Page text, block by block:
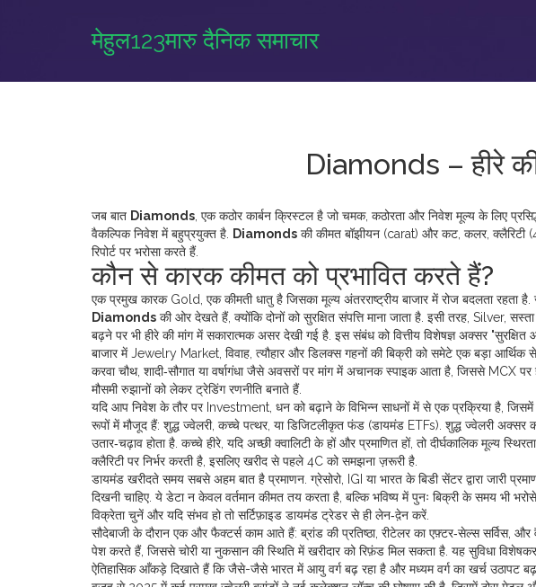
मेहुल123मारु दैनिक समाचार
Diamonds – हीरे की
जब बात Diamonds एक कठोर कार्बन क्रिस्टल है जो चमक, कठोरता और निवेश मूल्य के लिए
वैकल्पिक निवेश में बहुप्रयुक्त है.
Diamonds की कीमत बॉझीयन (carat) और कट, कलर, क्लैरिटी
रिपोर्ट पर भरोसा करते हैं.
कौन से कारक कीमत को प्रभावित करते हैं?
एक प्रमुख कारक Gold एक कीमती धातु है जिसका मूल्य अंतरराष्ट्रीय बाजार में रोज बदलता रहता है
Diamonds की ओर देखते हैं, क्योंकि दोनों को सुरक्षित संपत्ति माना जाता है. इसी तरह, Silver,
बढ़ने पर भी हीरे की मांग में सकारात्मक असर देखी गई है. इस संबंध को वित्तीय विशेषज्ञ अक्सर
बाजार में Jewelry Market विवाह, त्यौहार और डिलक्स गहनों की बिक्री को समेटे एक बड़ा आर्थिक
करवा चौथ, शादी‑सौगात या वर्षागंधा जैसे अवसरों पर मांग में अचानक स्पाइक आता है, जिससे
मौसमी रुझानों को लेकर ट्रेडिंग रणनीति बनाते हैं.
यदि आप निवेश के तौर पर Investment धन को बढ़ाने के विभिन्न साधनों में से एक प्रक्रिया है, जिसमें
रूपों में मौजूद हैं: शुद्ध ज्वेलरी, कच्चे पत्थर, या डिजिटलीकृत फंड (डायमंड ETFs). शुद्ध ज्वेलरी
उतार‑चढ़ाव होता है. कच्चे हीरे, यदि अच्छी क्वालिटी के हों और प्रमाणित हों, तो दीर्घकालिक मूल्य
क्लैरिटी पर निर्भर करती है, इसलिए खरीद से पहले 4C को समझना ज़रूरी है.
डायमंड खरीदते समय सबसे अहम बात है प्रमाणन. ग्रेसोरो, IGI या भारत के बिडी सेंटर द्वारा जारी
दिखनी चाहिए. ये डेटा न केवल वर्तमान कीमत तय करता है, बल्कि भविष्य में पुनः बिक्री के समय भी
विक्रेता चुनें और यदि संभव हो तो सर्टिफ़ाइड डायमंड ट्रेडर से ही लेन‑दे़न करें.
सौदेबाजी के दौरान एक और फैक्टर्स काम आते हैं: ब्रांड की प्रतिष्ठा, रीटेलर का एफ़्टर‑सेल्स सर्विस, और
पेश करते हैं, जिससे चोरी या नुकसान की स्थिति में खरीदार को रिफ़ंड मिल सकता है. यह सुविधा
ऐतिहासिक आँकड़े दिखाते हैं कि जैसे-जैसे भारत में आयु वर्ग बढ़ रहा है और मध्यम वर्ग का खर्च उठापट